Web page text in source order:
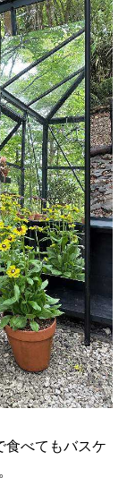
食べてもバスケ